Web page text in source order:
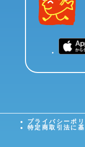
プライバシーポ
特定商取引法に